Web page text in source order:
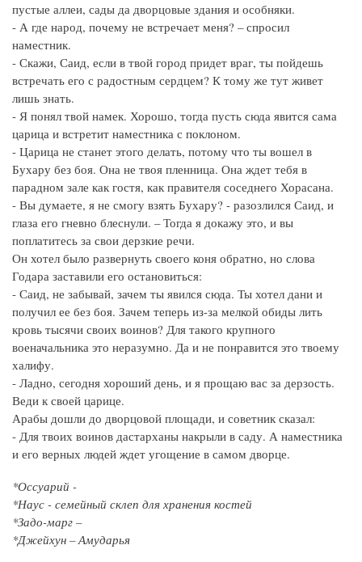
пустые аллеи, сады да дворцовые здания и особняки.
- А где народ, почему не встречает меня? – спросил
наместник.
- Скажи, Саид, если в твой город придет враг, ты пойдешь
встречать его с радостным сердцем? К тому же тут живет
лишь знать.
- Я понял твой намек. Хорошо, тогда пусть сюда явится сама
царица и встретит наместника с поклоном.
- Царица не станет этого делать, потому что ты вошел в
Бухару без боя. Она не твоя пленница. Она ждет тебя в
парадном зале как гостя, как правителя соседнего Хорасана.
- Вы думаете, я не смогу взять Бухару? - разозлился Саид, и
глаза его гневно блеснули. – Тогда я докажу это, и вы
поплатитесь за свои дерзкие речи.
Он хотел было развернуть своего коня обратно, но слова
Годара заставили его остановиться:
- Саид, не забывай, зачем ты явился сюда. Ты хотел дани и
получил ее без боя. Зачем теперь из-за мелкой обиды лить
кровь тысячи своих воинов? Для такого крупного
военачальника это неразумно. Да и не понравится это твоему
халифу.
- Ладно, сегодня хороший день, и я прощаю вас за дерзость.
Веди к своей царице.
Арабы дошли до дворцовой площади, и советник сказал:
- Для твоих воинов дастарханы накрыли в саду. А наместника
и его верных людей ждет угощение в самом дворце.
*Оссуарий -
*Наус - семейный склеп для хранения костей
*Задо-марг –
*Джейхун – Амударья